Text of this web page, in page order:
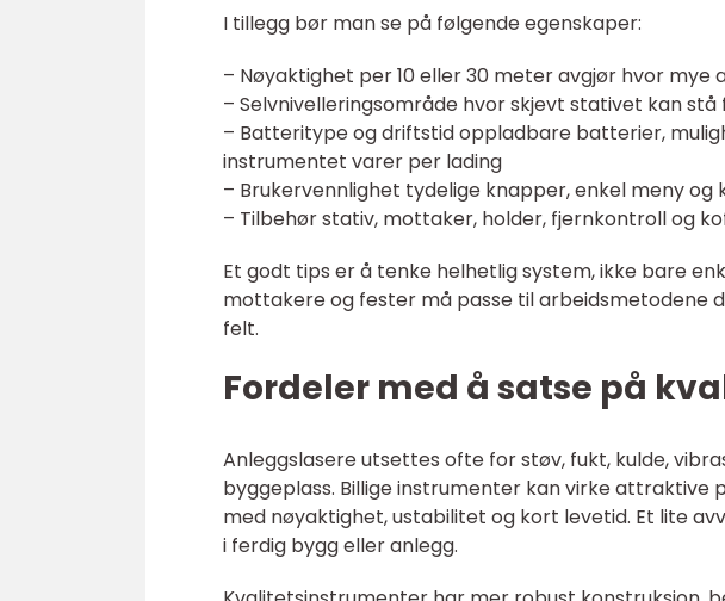
I tillegg bør man se på følgende egenskaper:
– Nøyaktighet per 10 eller 30 meter avgjør hvor mye
– Selvnivelleringsområde hvor skjevt stativet kan
– Batteritype og driftstid oppladbare batterier,
instrumentet varer per lading
– Brukervennlighet tydelige knapper, enkel meny
– Tilbehør stativ, mottaker, holder, fjernkontroll og
Et godt tips er å tenke helhetlig system, ikke bare
mottakere og fester må passe til arbeidsmetodene
felt.
Fordeler med å satse på
Anleggslasere utsettes ofte for støv, fukt, kulde,
byggeplass. Billige instrumenter kan virke attraktive
med nøyaktighet, ustabilitet og kort levetid. Et lite
i ferdig bygg eller anlegg.